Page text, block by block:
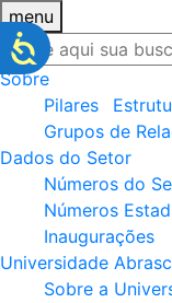
menu
Sobre
Pilares
Grupos de
Dados do Setor
Números do
Números
Inaugurações
Universidade
Sobre a